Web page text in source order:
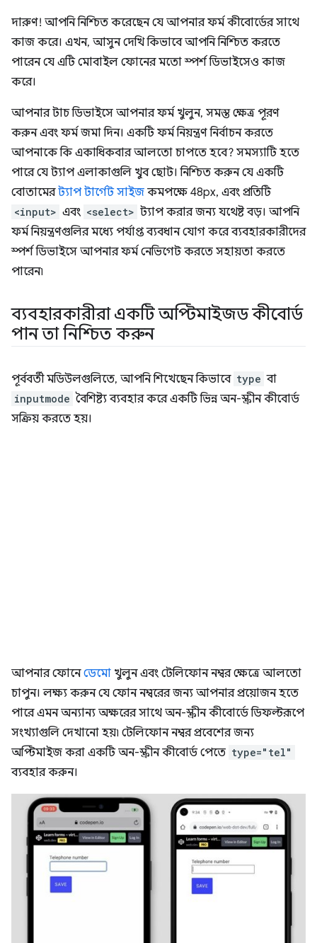
দারুণ! আপনি নিশ্চিত করেছেন যে আপনার ফর্ম কীবোর্ডের সাথে
কাজ করে। এখন, আসুন দেখি কিভাবে আপনি নিশ্চিত করতে
পারেন যে এটি মোবাইল ফোনের মতো স্পর্শ ডিভাইসেও কাজ
করে।
আপনার টাচ ডিভাইসে আপনার ফর্ম খুলুন, সমস্ত ক্ষেত্র পূরণ
করুন এবং ফর্ম জমা দিন। একটি ফর্ম নিয়ন্ত্রণ নির্বাচন করতে
আপনাকে কি একাধিকবার আলতো চাপতে হবে? সমস্যাটি হতে
পারে যে ট্যাপ এলাকাগুলি খুব ছোট। নিশ্চিত করুন যে একটি
বোতামেরট্যাপ টার্গেট সাইজ কমপক্ষে 48px, এবং প্রতিটি
<input> এবং <select> ট্যাপ করার জন্য যথেষ্ট বড়। আপনি
ফর্ম নিয়ন্ত্রণগুলির মধ্যে পর্যাপ্ত ব্যবধান যোগ করে ব্যবহারকারীদের
স্পর্শ ডিভাইসে আপনার ফর্ম নেভিগেট করতে সহায়তা করতে
পারেন৷
ব্যবহারকারীরা একটি অপ্টিমাইজড কীবোর্ড
পান তা নিশ্চিত করুন
পূর্ববর্তী মডিউলগুলিতে, আপনি শিখেছেন কিভাবে type বা
inputmode বৈশিষ্ট্য ব্যবহার করে একটি ভিন্ন অন-স্ক্রীন কীবোর্ড
সক্রিয় করতে হয়।
আপনার ফোনেডেমো খুলুন এবং টেলিফোন নম্বর ক্ষেত্রে আলতো
চাপুন। লক্ষ্য করুন যে ফোন নম্বরের জন্য আপনার প্রয়োজন হতে
পারে এমন অন্যান্য অক্ষরের সাথে অন-স্ক্রীন কীবোর্ডে ডিফল্টরূপে
সংখ্যাগুলি দেখানো হয়৷ টেলিফোন নম্বর প্রবেশের জন্য
অপ্টিমাইজ করা একটি অন-স্ক্রীন কীবোর্ড পেতে type="tel"
ব্যবহার করুন।